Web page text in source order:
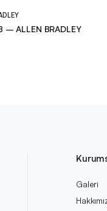
– ALLEN BRADLEY
Galeri